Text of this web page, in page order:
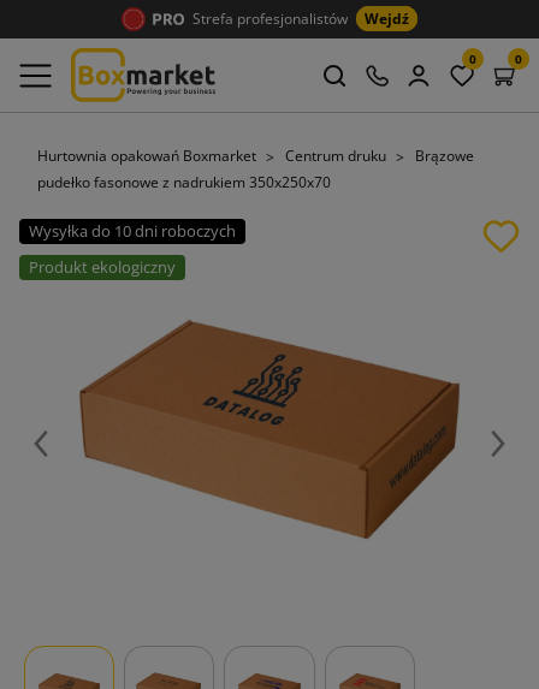
Strefa profesjonalistów Wejdź
0 0
Hurtownia opakowań Boxmarket Centrum druku
Brązowe
pudełko fasonowe z nadrukiem 350x250x70
Wysyłka do 10 dni roboczych
Produkt ekologiczny
Poprzedni